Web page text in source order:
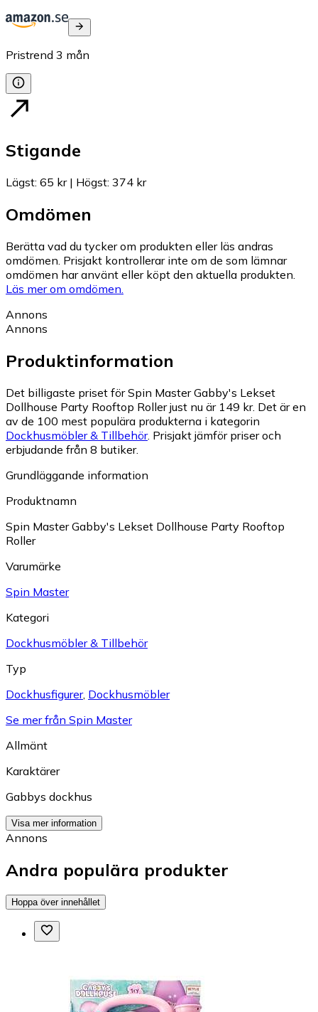
Pristrend 3 mån
Stigande
Lägst: 65 kr| Högst: 374 kr
Omdömen
Berätta vad du tycker om produkten eller läs andras
omdömen. Prisjakt kontrollerar inte om de som lämnar
omdömen har använt eller köpt den aktuella produkten.
Läs mer om omdömen.
Annons
Annons
Produktinformation
Det billigaste priset för Spin Master Gabby's Lekset
Dollhouse Party Rooftop Roller just nu är 149 kr. Det är en
av de 100 mest populära produkterna i kategorin
Dockhusmöbler & Tillbehör. Prisjakt jämför priser och
erbjudande från 8 butiker.
Grundläggande information
Produktnamn
Spin Master Gabby's Lekset Dollhouse Party Rooftop
Roller
Varumärke
Spin Master
Kategori
Dockhusmöbler & Tillbehör
Typ
Dockhusfigurer, Dockhusmöbler
Se mer från Spin Master
Allmänt
Karaktärer
Gabbys dockhus
Visa mer information
Annons
Andra populära produkter
Hoppa över innehållet